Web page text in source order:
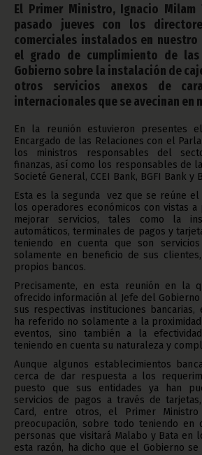
El Primer Ministro, Ignacio Milam
pasado jueves con los
comerciales instalados en
el grado de cumplimiento de
Gobierno sobre la instalación de
otros servicios anexos de
internacionales que se avecinan en
En la reunión estuvieron presentes
Encargado de las Relaciones con el
los ministros responsables del
finanzas, así como los responsables de
Societé General, CCEI Bank, BGFI Bank y
Esta es la segunda vez que se reúne el
los operadores económicos con vistas
mejorar servicios, tales como la
automáticos, terminales de pagos y
teniendo en cuenta que son
solamente en beneficio de sus
propios bancos.
Precisamente, en esta reunión en la
ofrecido información al Jefe del
sus respectivas instituciones
ha referido no solamente a la
eventos, sino también a la
teniendo en cuenta su naturaleza y
Aunque algunos establecimientos
cerca de dar respuesta a los
puesto que sus entidades ya han
servicios de pagos a través de
Card, entre otros, el Primer
preocupación, sobre todo teniendo en
personas que visitará Malabo y Bata en
esta razón, ha dicho que el Gobierno